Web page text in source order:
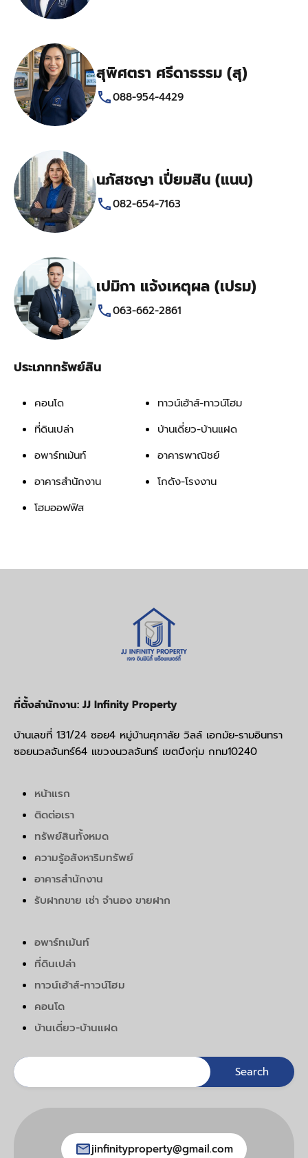
สุพิศตรา ศรีดาธรรม (สุ)
088-954-4429
นภัสชญา เปี่ยมสิน (แนน)
082-654-7163
เปมิกา แจ้งเหตุผล (เปรม)
063-662-2861
ประเภททรัพย์สิน
คอนโด
ทาวน์เฮ้าส์-ทาวน์โฮม
ที่ดินเปล่า
บ้านเดี่ยว-บ้านแฝด
อพาร์ทเม้นท์
อาคารพาณิชย์
อาคารสำนักงาน
โกดัง-โรงงาน
โฮมออฟฟิส
ที่ตั้งสำนักงาน: JJ Infinity Property
บ้านเลขที่ 131/24 ซอย4 หมู่บ้านศุภาลัย วิลล์ เอกมัย-รามอินทรา
ซอยนวลจันทร์64 แขวงนวลจันทร์ เขตบึงกุ่ม กทม10240
หน้าแรก
ติดต่อเรา
ทรัพย์สินทั้งหมด
ความรู้อสังหาริมทรัพย์
อาคารสำนักงาน
รับฝากขาย เช่า จำนอง ขายฝาก
อพาร์ทเม้นท์
ที่ดินเปล่า
ทาวน์เฮ้าส์-ทาวน์โฮม
คอนโด
บ้านเดี่ยว-บ้านแฝด
jinfinityproperty@gmail.com